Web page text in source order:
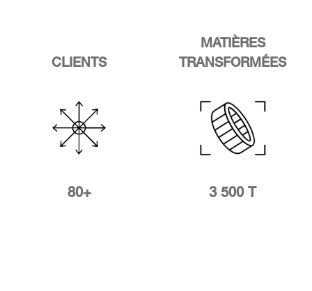
CLIENTS
80+
MATIÈRES
TRANSFORMÉES
3 500 T